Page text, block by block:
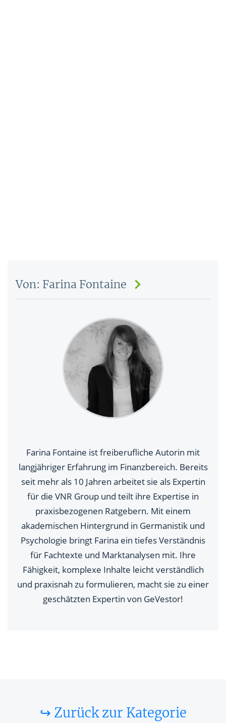
Von: Farina Fontaine
Farina Fontaine ist freiberufliche Autorin mit
langjähriger Erfahrung im Finanzbereich. Bereits
seit mehr als 10 Jahren arbeitet sie als Expertin
für die VNR Group und teilt ihre Expertise in
praxisbezogenen Ratgebern. Mit einem
akademischen Hintergrund in Germanistik und
Psychologie bringt Farina ein tiefes Verständnis
für Fachtexte und Marktanalysen mit. Ihre
Fähigkeit, komplexe Inhalte leicht verständlich
und praxisnah zu formulieren, macht sie zu einer
geschätzten Expertin von GeVestor!
↪ Zurück zur Kategorie